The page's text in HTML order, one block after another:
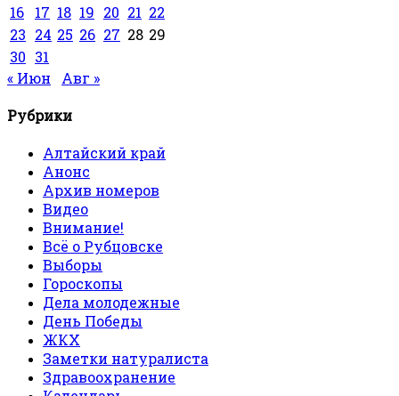
16
17 18 19 20 21 22
23 24 25 26 27 28 29
30 31
« Июн
Авг »
Рубрики
Алтайский край
Анонс
Архив номеров
Видео
Внимание!
Всё о Рубцовске
Выборы
Гороскопы
Дела молодежные
День Победы
ЖКХ
Заметки натуралиста
Здравоохранение